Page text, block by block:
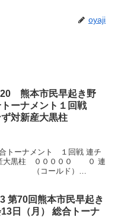
oyaji
熊本市民早起き野
ーナメント１回戦
対新産大黒柱
トーナメント １回戦 連チ
大黒柱 ０００００ ０ 連
コールド）
第70回熊本市民早起き
月） 総合トーナ